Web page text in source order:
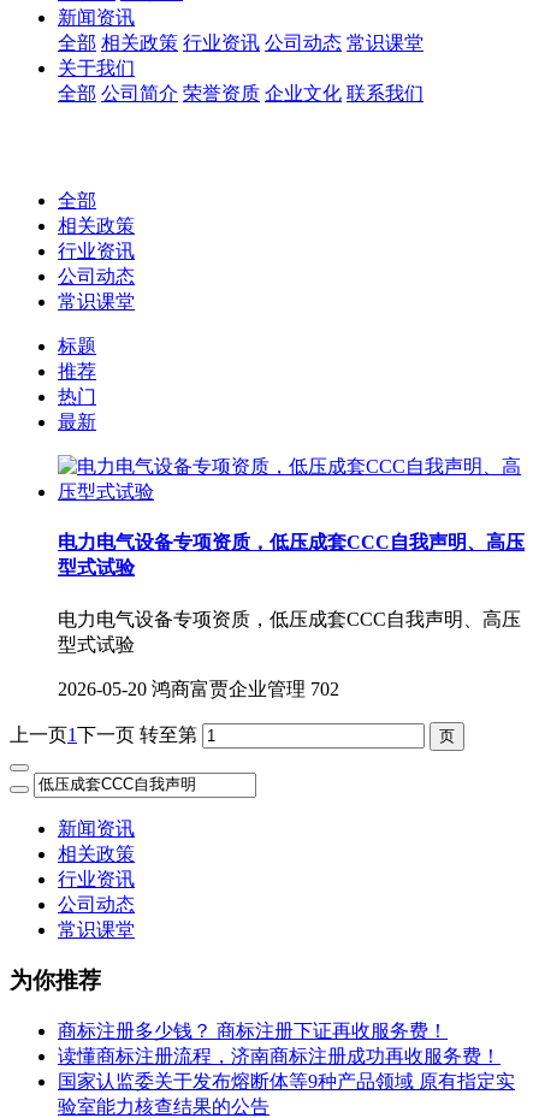
新闻资讯
全部 相关政策 行业资讯 公司动态 常识课堂
关于我们
全部 公司简介 荣誉资质 企业文化 联系我们
全部
相关政策
行业资讯
公司动态
常识课堂
标题
推荐
热门
最新
电力电气设备专项资质，低压成套CCC自我声明、高压
型式试验
电力电气设备专项资质，低压成套CCC自我声明、高压
型式试验
2026-05-20 鸿商富贾企业管理 702
上一页1下一页 转至第
新闻资讯
相关政策
行业资讯
公司动态
常识课堂
为你推荐
商标注册多少钱？ 商标注册下证再收服务费！
读懂商标注册流程，济南商标注册成功再收服务费！
国家认监委关于发布熔断体等9种产品领域 原有指定实
验室能力核查结果的公告